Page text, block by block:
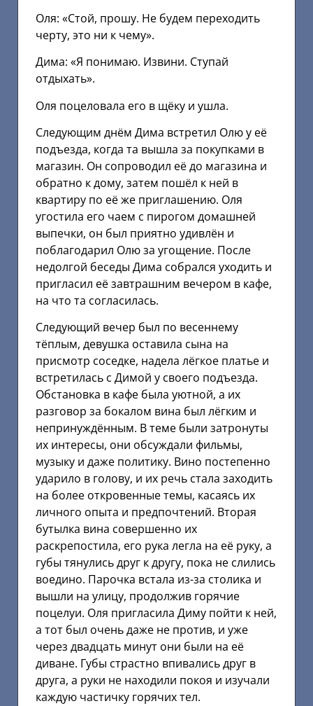
Оля: «Стой, прошу. Не будем переходить
черту, это ни к чему».
Дима: «Я понимаю. Извини. Ступай
отдыхать».
Оля поцеловала его в щёку и ушла.
Следующим днём Дима встретил Олю у её
подъезда, когда та вышла за покупками в
магазин. Он сопроводил её до магазина и
обратно к дому, затем пошёл к ней в
квартиру по её же приглашению. Оля
угостила его чаем с пирогом домашней
выпечки, он был приятно удивлён и
поблагодарил Олю за угощение. После
недолгой беседы Дима собрался уходить и
пригласил её завтрашним вечером в кафе,
на что та согласилась.
Следующий вечер был по весеннему
тёплым, девушка оставила сына на
присмотр соседке, надела лёгкое платье и
встретилась с Димой у своего подъезда.
Обстановка в кафе была уютной, а их
разговор за бокалом вина был лёгким и
непринуждённым. В теме были затронуты
их интересы, они обсуждали фильмы,
музыку и даже политику. Вино постепенно
ударило в голову, и их речь стала заходить
на более откровенные темы, касаясь их
личного опыта и предпочтений. Вторая
бутылка вина совершенно их
раскрепостила, его рука легла на её руку, а
губы тянулись друг к другу, пока не слились
воедино. Парочка встала из-за столика и
вышли на улицу, продолжив горячие
поцелуи. Оля пригласила Диму пойти к ней,
а тот был очень даже не против, и уже
через двадцать минут они были на её
диване. Губы страстно впивались друг в
друга, а руки не находили покоя и изучали
каждую частичку горячих тел.